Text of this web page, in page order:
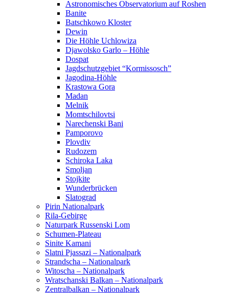
Astronomisches Observatorium auf Roshen
Banite
Batschkowo Kloster
Dewin
Die Höhle Uchlowiza
Djawolsko Garlo – Höhle
Dospat
Jagdschutzgebiet “Kormissosch”
Jagodina-Höhle
Krastowa Gora
Madan
Melnik
Momtschilovtsi
Narechenski Bani
Pamporovo
Plovdiv
Rudozem
Schiroka Laka
Smoljan
Stojkite
Wunderbrücken
Slatograd
Pirin Nationalpark
Rila-Gebirge
Naturpark Russenski Lom
Schumen-Plateau
Sinite Kamani
Slatni Pjassazi – Nationalpark
Strandscha – Nationalpark
Witoscha – Nationalpark
Wratschanski Balkan – Nationalpark
Zentralbalkan – Nationalpark